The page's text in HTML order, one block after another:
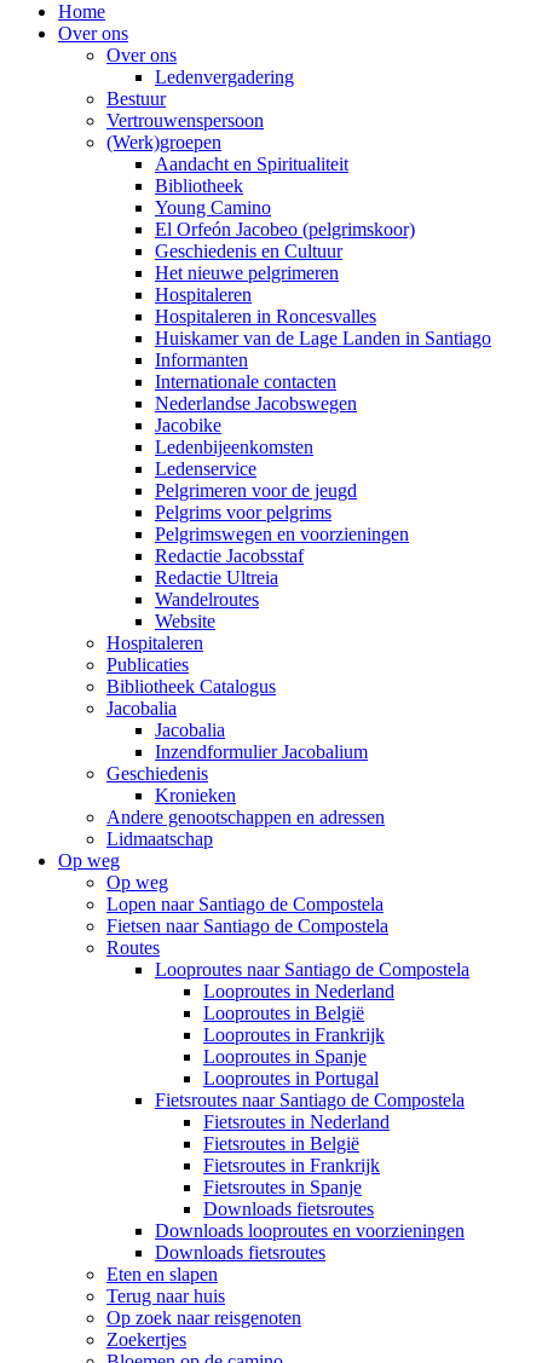
Home
Over ons
Over ons
Ledenvergadering
Bestuur
Vertrouwenspersoon
(Werk)groepen
Aandacht en Spiritualiteit
Bibliotheek
Young Camino
El Orfeón Jacobeo (pelgrimskoor)
Geschiedenis en Cultuur
Het nieuwe pelgrimeren
Hospitaleren
Hospitaleren in Roncesvalles
Huiskamer van de Lage Landen in Santiago
Informanten
Internationale contacten
Nederlandse Jacobswegen
Jacobike
Ledenbijeenkomsten
Ledenservice
Pelgrimeren voor de jeugd
Pelgrims voor pelgrims
Pelgrimswegen en voorzieningen
Redactie Jacobsstaf
Redactie Ultreia
Wandelroutes
Website
Hospitaleren
Publicaties
Bibliotheek Catalogus
Jacobalia
Jacobalia
Inzendformulier Jacobalium
Geschiedenis
Kronieken
Andere genootschappen en adressen
Lidmaatschap
Op weg
Op weg
Lopen naar Santiago de Compostela
Fietsen naar Santiago de Compostela
Routes
Looproutes naar Santiago de Compostela
Looproutes in Nederland
Looproutes in België
Looproutes in Frankrijk
Looproutes in Spanje
Looproutes in Portugal
Fietsroutes naar Santiago de Compostela
Fietsroutes in Nederland
Fietsroutes in België
Fietsroutes in Frankrijk
Fietsroutes in Spanje
Downloads fietsroutes
Downloads looproutes en voorzieningen
Downloads fietsroutes
Eten en slapen
Terug naar huis
Op zoek naar reisgenoten
Zoekertjes